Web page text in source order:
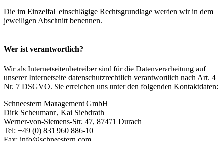
Die im Einzelfall einschlägige Rechtsgrundlage werden wir in dem
jeweiligen Abschnitt benennen.
Wer ist verantwortlich?
Wir als Internetseitenbetreiber sind für die Datenverarbeitung auf
unserer Internetseite datenschutzrechtlich verantwortlich nach Art. 4
Nr. 7 DSGVO. Sie erreichen uns unter den folgenden Kontaktdaten:
Schneestern Management GmbH
Dirk Scheumann, Kai Siebdrath
Werner-von-Siemens-Str. 47, 87471 Durach
Tel: +49 (0) 831 960 886-10
Fax: info@schneestern.com